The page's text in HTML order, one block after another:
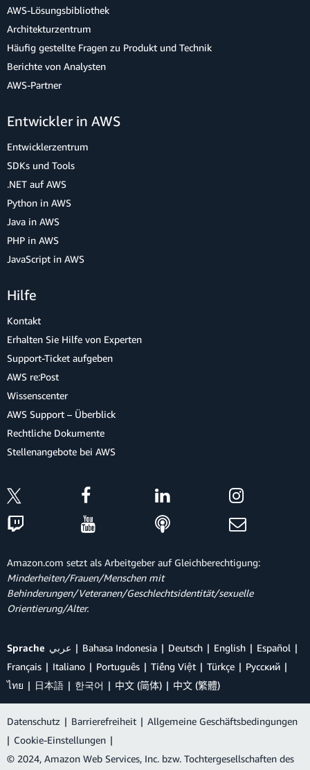
AWS-Lösungsbibliothek
Architekturzentrum
Häufig gestellte Fragen zu Produkt und Technik
Berichte von Analysten
AWS-Partner
Entwickler in AWS
Entwicklerzentrum
SDKs und Tools
.NET auf AWS
Python in AWS
Java in AWS
PHP in AWS
JavaScript in AWS
Hilfe
Kontakt
Erhalten Sie Hilfe von Experten
Support-Ticket aufgeben
AWS re:Post
Wissenscenter
AWS Support – Überblick
Rechtliche Dokumente
Stellenangebote bei AWS
Amazon.com setzt als Arbeitgeber auf Gleichberechtigung:
Minderheiten/Frauen/Menschen mit
Behinderungen/Veteranen/Geschlechtsidentität/sexuelle
Orientierung/Alter.
Sprache عربي Bahasa Indonesia Deutsch English
Español
Français
Italiano Português Tiếng Việt Türkçe
Ρусский
ไทย
日本語 한국어 中文 (简体) 中文 (繁體)
Datenschutz | Barrierefreiheit | Allgemeine Geschäftsbedingungen
| Cookie-Einstellungen |
© 2024, Amazon Web Services, Inc. bzw. Tochtergesellschaften des